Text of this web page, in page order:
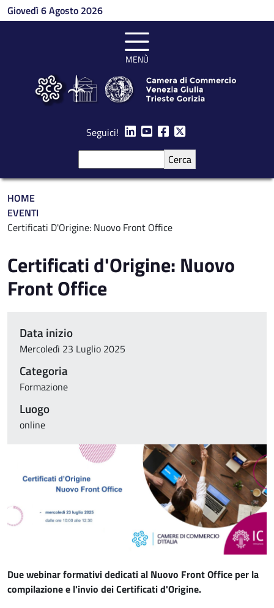
Salta al contenuto principale
Giovedì 6 Agosto 2026
MENÙ
Seguici!
Briciole di pane
HOME
EVENTI
Certificati D'Origine: Nuovo Front Office
Certificati d'Origine: Nuovo
Front Office
Due webinar formativi dedicati al Nuovo Front Office per la
compilazione e l'invio dei Certificati d'Origine.
Data inizio
Mercoledì 23 Luglio 2025
Categoria
Formazione
Luogo
online